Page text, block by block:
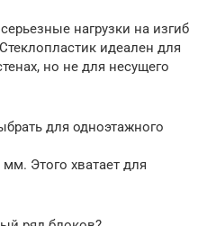
нагрузки на изгиб
идеален для
но не для несущего
для одноэтажного
Этого хватает для